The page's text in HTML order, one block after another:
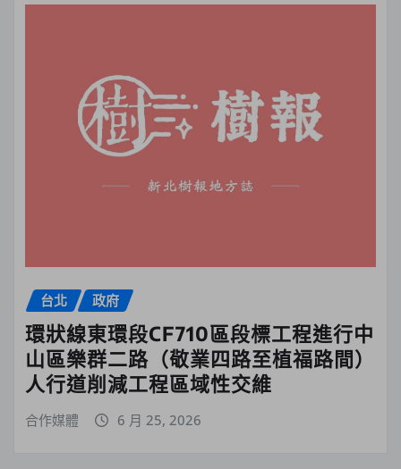
台北 政府
環狀線東環段CF710區段標工程進行中
山區樂群二路（敬業四路至植福路間）
人行道削減工程區域性交維
合作媒體 6 月 25, 2026